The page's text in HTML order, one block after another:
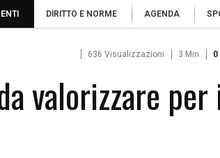
DIRITTO E NORME AGENDA
636 Visualizzazioni 3 Min 0
valorizzare